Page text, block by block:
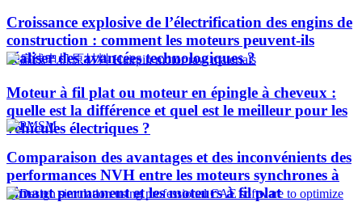
Croissance explosive de l’électrification des engins de
construction : comment les moteurs peuvent-ils
réaliser des avancées technologiques ?​
Moteur à fil plat ou moteur en épingle à cheveux :
quelle est la différence et quel est le meilleur pour les
véhicules électriques ?
Comparaison des avantages et des inconvénients des
performances NVH entre les moteurs synchrones à
aimant permanent et les moteurs à fil plat